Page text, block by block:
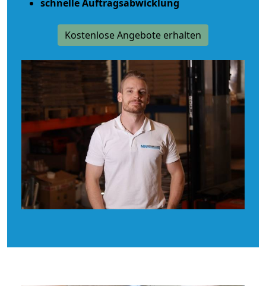
schnelle Auftragsabwicklung
Kostenlose Angebote erhalten